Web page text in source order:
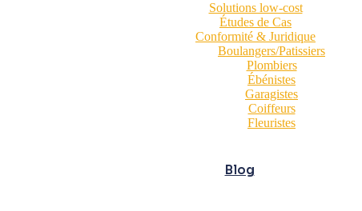
Solutions low-cost
Études de Cas
Conformité & Juridique
Boulangers/Patissiers
Plombiers
Ébénistes
Garagistes
Coiffeurs
Fleuristes
Blog